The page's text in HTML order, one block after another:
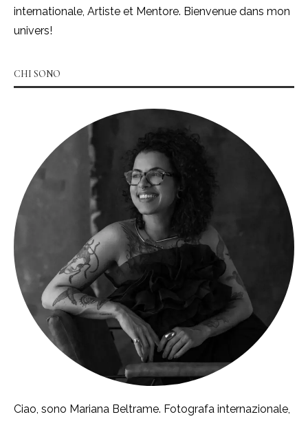
internationale, Artiste et Mentore. Bienvenue dans mon
univers!
CHI SONO
Ciao, sono Mariana Beltrame. Fotografa internazionale,